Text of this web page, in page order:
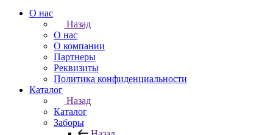
О нас
Назад
О нас
О компании
Партнеры
Реквизиты
Политика конфиденциальности
Каталог
Назад
Каталог
Заборы